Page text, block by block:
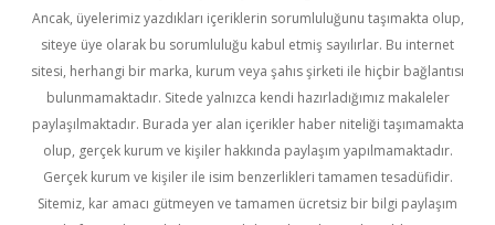
Ancak, üyelerimiz yazdıkları içeriklerin sorumluluğunu taşımakta olup,
siteye üye olarak bu sorumluluğu kabul etmiş sayılırlar. Bu internet
sitesi, herhangi bir marka, kurum veya şahıs şirketi ile hiçbir bağlantısı
bulunmamaktadır. Sitede yalnızca kendi hazırladığımız makaleler
paylaşılmaktadır. Burada yer alan içerikler haber niteliği taşımamakta
olup, gerçek kurum ve kişiler hakkında paylaşım yapılmamaktadır.
Gerçek kurum ve kişiler ile isim benzerlikleri tamamen tesadüfidir.
Sitemiz, kar amacı gütmeyen ve tamamen ücretsiz bir bilgi paylaşım